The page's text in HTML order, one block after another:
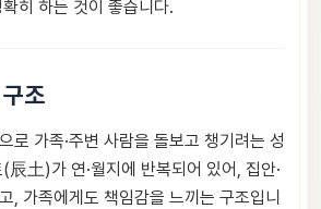
히 하는 것이 좋습니다.
조
로 가족·주변 사람을 돌보고 챙기려는 성
辰土)가 연·월지에 반복되어 있어, 집안·
, 가족에게도 책임감을 느끼는 구조입니